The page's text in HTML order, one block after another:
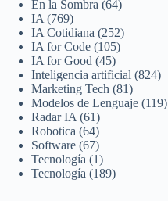
En la Sombra (64)
IA (769)
IA Cotidiana (252)
IA for Code (105)
IA for Good (45)
Inteligencia artificial (824)
Marketing Tech (81)
Modelos de Lenguaje (119)
Radar IA (61)
Robotica (64)
Software (67)
Tecnología (1)
Tecnología (189)